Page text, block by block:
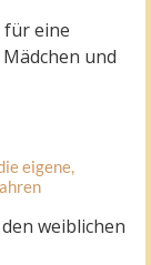
eine
und
eigene,
weiblichen